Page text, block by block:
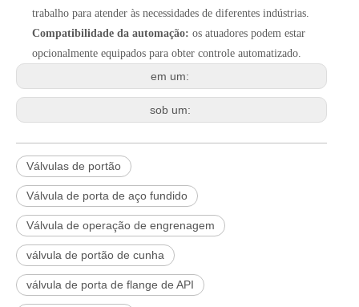
trabalho para atender às necessidades de diferentes indústrias.
Compatibilidade da automação: os atuadores podem estar
opcionalmente equipados para obter controle automatizado.
em um:
sob um:
Válvulas de portão
Válvula de porta de aço fundido
Válvula de operação de engrenagem
válvula de portão de cunha
válvula de porta de flange de API